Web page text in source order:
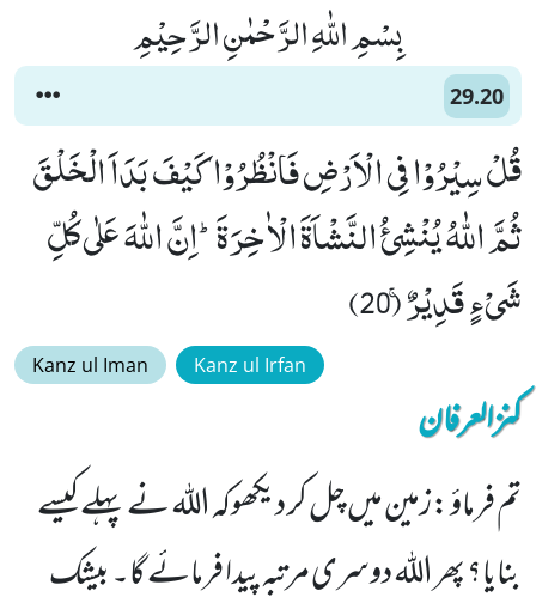
بِسْمِ اللّٰهِ الرَّحْمٰنِ الرَّحِیْمِ
29.20
قُلْ سِیْرُوْا فِی الْاَرْضِ فَانْظُرُوْا كَیْفَ بَدَاَ الْخَلْقَ
ثُمَّ اللّٰهُ یُنْشِئُ النَّشْاَةَ الْاٰخِرَةَؕ-اِنَّ اللّٰهَ عَلٰى كُلِّ
شَیْءٍ قَدِیْرٌۚ (20)
Kanz ul Iman Kanz ul Irfan
کنزالعرفان
تم فرماؤ :زمین میں چل کر دیکھوکہ الله نے پہلے کیسے
بنایا؟ پھر الله دوسری مرتبہ پیدا فرمائے گا۔ بیشک